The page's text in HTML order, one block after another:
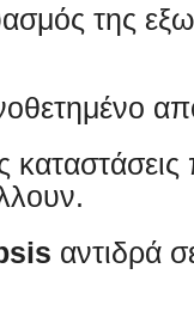
της
αντιδρά